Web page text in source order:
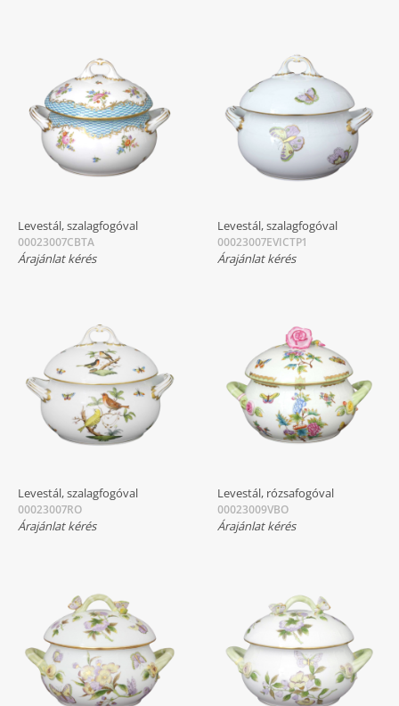
Levestál, szalagfogóval
00023007CBTA
Árajánlat kérés
Levestál, szalagfogóval
00023007EVICTP1
Árajánlat kérés
Levestál, szalagfogóval
00023007RO
Árajánlat kérés
Levestál, rózsafogóval
00023009VBO
Árajánlat kérés